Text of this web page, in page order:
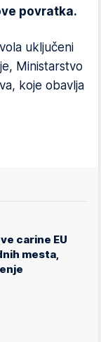
povratka.
uključeni
Ministarstvo
koje obavlja
carine EU
mesta,